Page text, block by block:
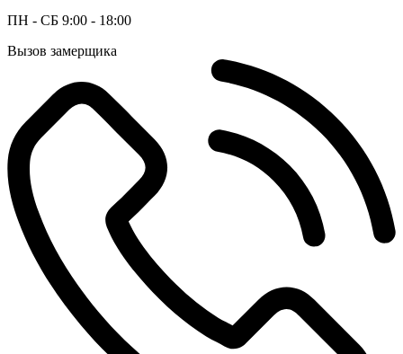
ПН - СБ 9:00 - 18:00
Вызов замерщика